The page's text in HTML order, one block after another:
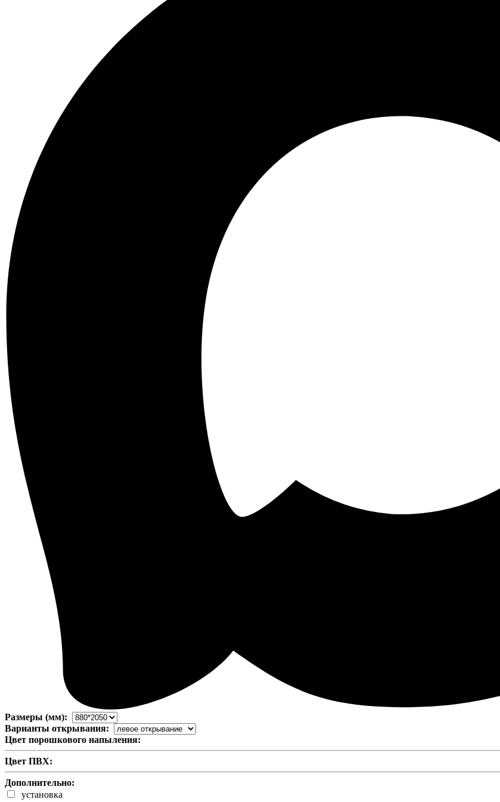
Размеры (мм):
Варианты открывания:
Цвет порошкового напыления:
Цвет ПВХ:
Дополнительно:
установка